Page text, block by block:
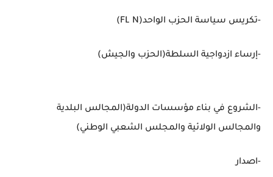
-تكريس سياسة الحزب الواحد(FL N)
-إرساء ازدواجية السلطة(الحزب والجيش)
-الشروع في بناء مؤسسات الدولة(المجالس البلدية
والمجالس الولائية والمجلس الشعبي الوطني)
-اصدار